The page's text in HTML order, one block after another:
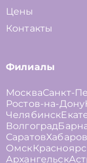
Цены
Контакты
Филиалы
МоскваСанкт-
Ростов-на-Дону
Челябинск
Волгоград
Саратов
Омск
Архангельск